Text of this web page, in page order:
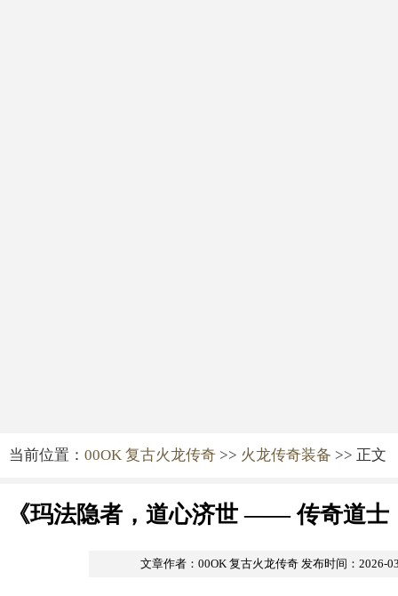
当前位置： 00OK 复古火龙传奇 >> 火龙传奇装备 >> 正文
《玛法隐者，道心济世 —— 传奇道士
文章作者：00OK 复古火龙传奇 发布时间：2026-